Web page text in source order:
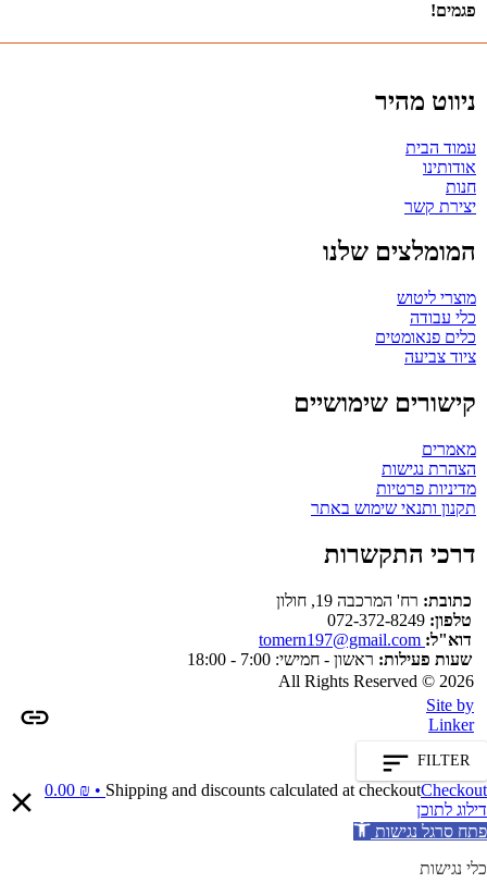
פגמים!
ניווט מהיר
עמוד הבית
אודותינו
חנות
יצירת קשר
המומלצים שלנו
מוצרי ליטוש
כלי עבודה
כלים פנאומטים
ציוד צביעה
קישורים שימושיים
מאמרים
הצהרת נגישות
מדיניות פרטיות
תקנון ותנאי שימוש באתר
דרכי התקשרות
כתובת:רח' המרכבה 19, חולון
טלפון:072-372-8249
דוא"ל:tomern197@gmail.com
שעות פעילות:ראשון - חמישי: 7:00 - 18:00
All Rights Reserved © 2026
Site by
Linker
FILTER
Shipping and discounts calculated at checkoutCheckout
0.00₪
לתוכן
סרגל נגישות
נגישות